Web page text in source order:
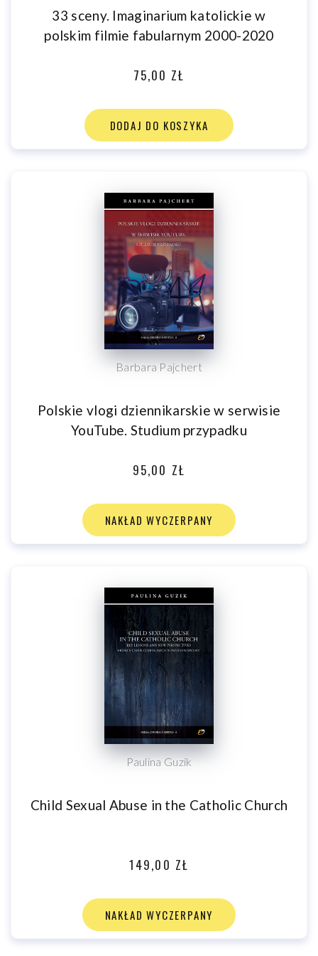
Praca z jednej strony pokazuje, w jaki sposób sztaby
wyborcze korzystają z dostępnych narzędzi, z drugiej jest
33 sceny. Imaginarium katolickie w
polskim filmie fabularnym 2000-2020
75,00 ZŁ
DODAJ DO KOSZYKA
Barbara Pajchert
Polskie vlogi dziennikarskie w serwisie
YouTube. Studium przypadku
95,00 ZŁ
NAKŁAD WYCZERPANY
Paulina Guzik
Child Sexual Abuse in the Catholic Church
149,00 ZŁ
NAKŁAD WYCZERPANY